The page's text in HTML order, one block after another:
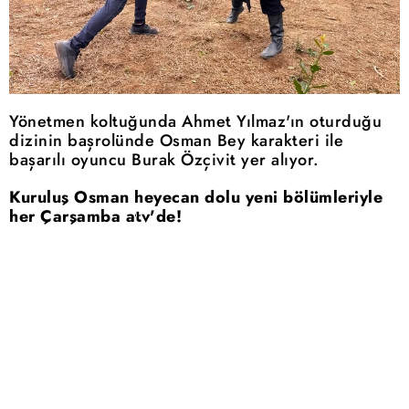
Yönetmen koltuğunda Ahmet Yılmaz'ın oturduğu
dizinin başrolünde Osman Bey karakteri ile
başarılı oyuncu Burak Özçivit yer alıyor.
Kuruluş Osman heyecan dolu yeni bölümleriyle
her Çarşamba atv'de!